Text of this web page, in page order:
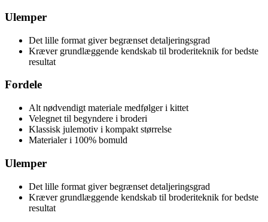
Ulemper
Det lille format giver begrænset detaljeringsgrad
Kræver grundlæggende kendskab til broderiteknik for bedste
resultat
Fordele
Alt nødvendigt materiale medfølger i kittet
Velegnet til begyndere i broderi
Klassisk julemotiv i kompakt størrelse
Materialer i 100% bomuld
Ulemper
Det lille format giver begrænset detaljeringsgrad
Kræver grundlæggende kendskab til broderiteknik for bedste
resultat